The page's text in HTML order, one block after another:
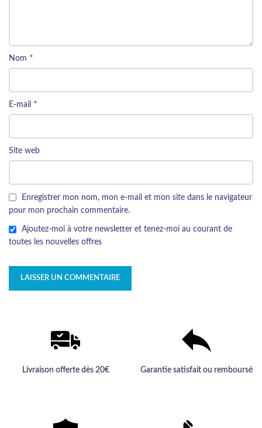
Nom *
E-mail *
Site web
Enregistrer mon nom, mon e-mail et mon site dans le navigateur
pour mon prochain commentaire.
Ajoutez-moi à votre newsletter et tenez-moi au courant de
toutes les nouvelles offres
Livraison offerte dès 20€ Garantie satisfait ou remboursé